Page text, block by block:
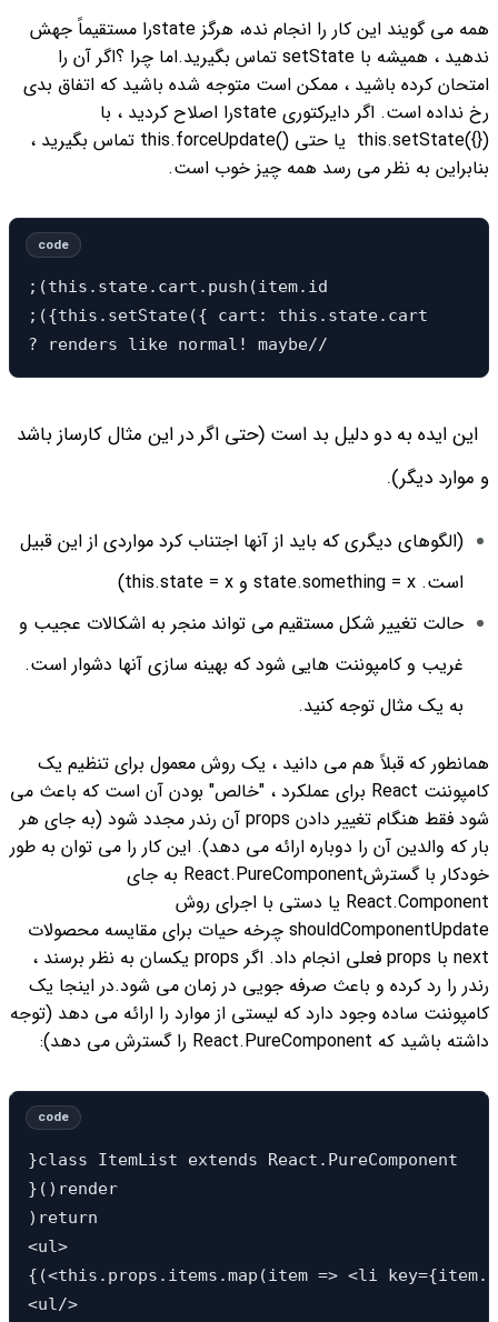
همه می گویند این کار را انجام نده، هرگز stateرا مستقیماً جهش
ندهید ، همیشه با setState تماس بگیرید.
اما چرا ؟اگر آن را
امتحان کرده باشید ، ممکن است متوجه شده باشید که اتفاق بدی
رخ نداده است. اگر دایرکتوری stateرا اصلاح کردید ، با
({})this.setState یا حتی ()this.forceUpdate تماس بگیرید ،
بنابراین به نظر می رسد همه چیز خوب است.
;(this.state.cart.push(item.id
;({this.setState({ cart: this.state.cart
? renders like normal! maybe//
این ایده به دو دلیل بد است (حتی اگر در این مثال کارساز باشد
و موارد دیگر).
(الگوهای دیگری که باید از آنها اجتناب کرد مواردی از این قبیل
است. state.something = x و this.state = x)
حالت تغییر شکل مستقیم می تواند منجر به اشکالات عجیب و
غریب و کامپوننت هایی شود که بهینه سازی آنها دشوار است.
به یک مثال توجه کنید.
همانطور که قبلاً هم می دانید ، یک روش معمول برای تنظیم یک
کامپوننت React برای عملکرد ، "خالص" بودن آن است که باعث می
شود فقط هنگام تغییر دادن props آن رندر مجدد شود (به جای هر
بار که والدین آن را دوباره ارائه می دهد). این کار را می توان به طور
خودکار با گسترشReact.PureComponent به جای
React.Component یا دستی با اجرای روش
shouldComponentUpdate چرخه حیات برای مقایسه محصولات
next با props فعلی انجام داد. اگر props یکسان به نظر برسند ،
رندر را رد کرده و باعث صرفه جویی در زمان می شود.در اینجا یک
کامپوننت ساده وجود دارد که لیستی از موارد را ارائه می دهد (توجه
داشته باشید که React.PureComponent را گسترش می دهد):
}class ItemList extends React.PureComponent
}()render
)return
<ul>
{(<this.props.items.map(item => <li
<ul/>